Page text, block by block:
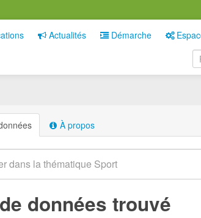
Actualités Démarche
À propos
données trouvé